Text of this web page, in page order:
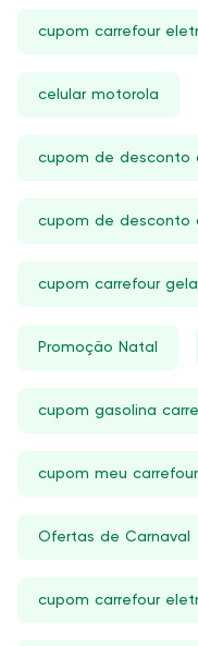
cupom carrefour
celular motorola
cupom de desconto
cupom de desconto
cupom carrefour
Promoção Natal
cupom gasolina
cupom meu carrefour
Ofertas de Carnaval
cupom carrefour